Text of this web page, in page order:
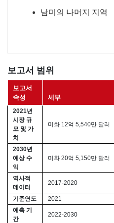
남미의 나머지 지역
보고서 범위
보고서
속성
세부
2021년
시장 규
모 및 가
치
미화 12억 5,540만 달러
2030년
예상 수
익
미화 20억 5,150만 달러
역사적
데이터
2017-2020
기준연도
2021
예측 기
간
2022-2030